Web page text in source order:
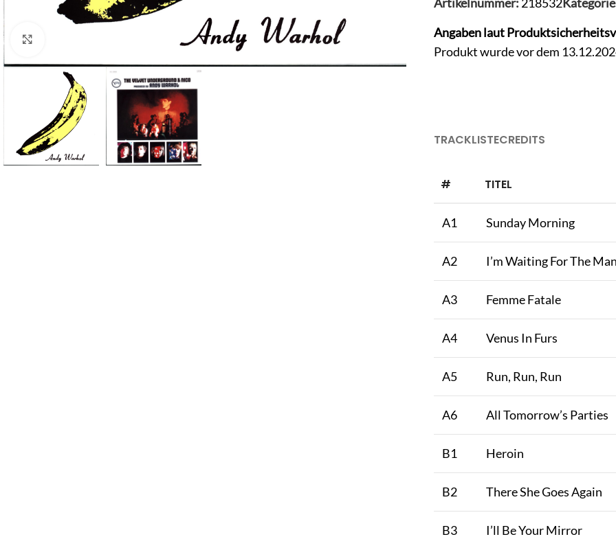
Artikelnummer: 218532
Angaben laut
Produkt wurde vor dem
TRACKLISTECREDITS
# TITEL
A1 Sunday Morning
A2 I’m Waiting For The Man
A3 Femme Fatale
A4 Venus In Furs
A5 Run, Run, Run
A6 All Tomorrow’s Parties
B1 Heroin
B2 There She Goes Again
B3 I’ll Be Your Mirror